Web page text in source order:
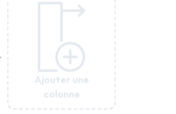
Ajouter une
colonne
Ajouter une
colonne
Ajouter une
colonne
Ajouter une
colonne
Ajouter une
colonne